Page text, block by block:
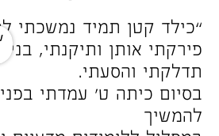
“כילד קטן תמיד נמשכתי
פירקתי אותן ותיקנתי,
תדלקתי והסעתי.
בסיום כיתה ט’ עמדתי
להמשיך